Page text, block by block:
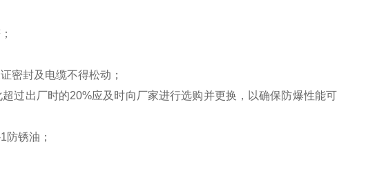
密封及电缆不得松动；
过出厂时的20%应及时向厂家进行选购并更换，以确保防爆性能可
锈油；